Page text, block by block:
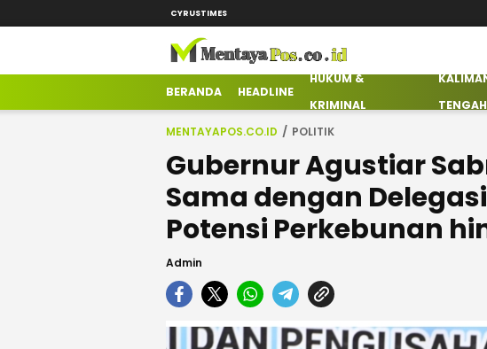
CYRUSTIMES
mentayapos.co.id
Terkini Mengabarkan
BERANDA HEADLINE
HUKUM &
KRIMINAL
TENGAH
MENTAYAPOS.CO.ID POLITIK
Gubernur Agustiar
Sama dengan
Potensi Perkebunan
Admin